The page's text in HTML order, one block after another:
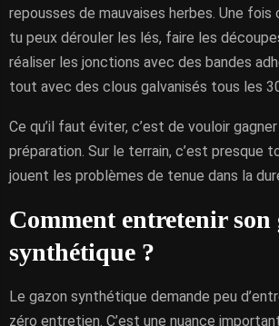
repousses de mauvaises herbes. Une
tu peux dérouler les lés, faire les
réaliser les jonctions avec des bandes
tout avec des clous galvanisés tous les
Ce qu’il faut éviter, c’est de vouloir
préparation. Sur le terrain, c’est presque
jouent les problèmes de tenue dans la
Comment entretenir son
synthétique ?
Le gazon synthétique demande peu
zéro entretien. C’est une nuance